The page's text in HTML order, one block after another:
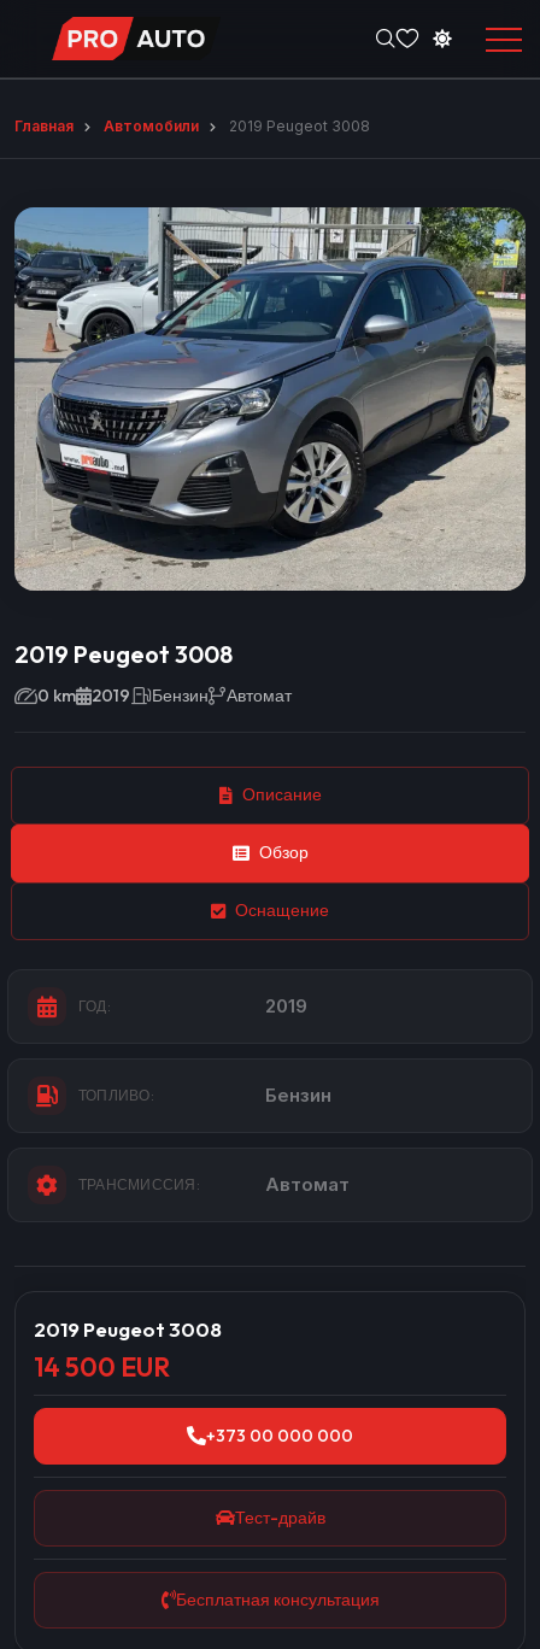
Главная Автомобили 2019 Peugeot 3008
2019 Peugeot 3008
0 km 2019 Бензин Автомат
Описание
Обзор
Оснащение
ГОД: 2019
ТОПЛИВО: Бензин
ТРАНСМИССИЯ: Автомат
2019 Peugeot 3008
14 500 EUR
+373 00 000 000
Тест-драйв
Бесплатная консультация